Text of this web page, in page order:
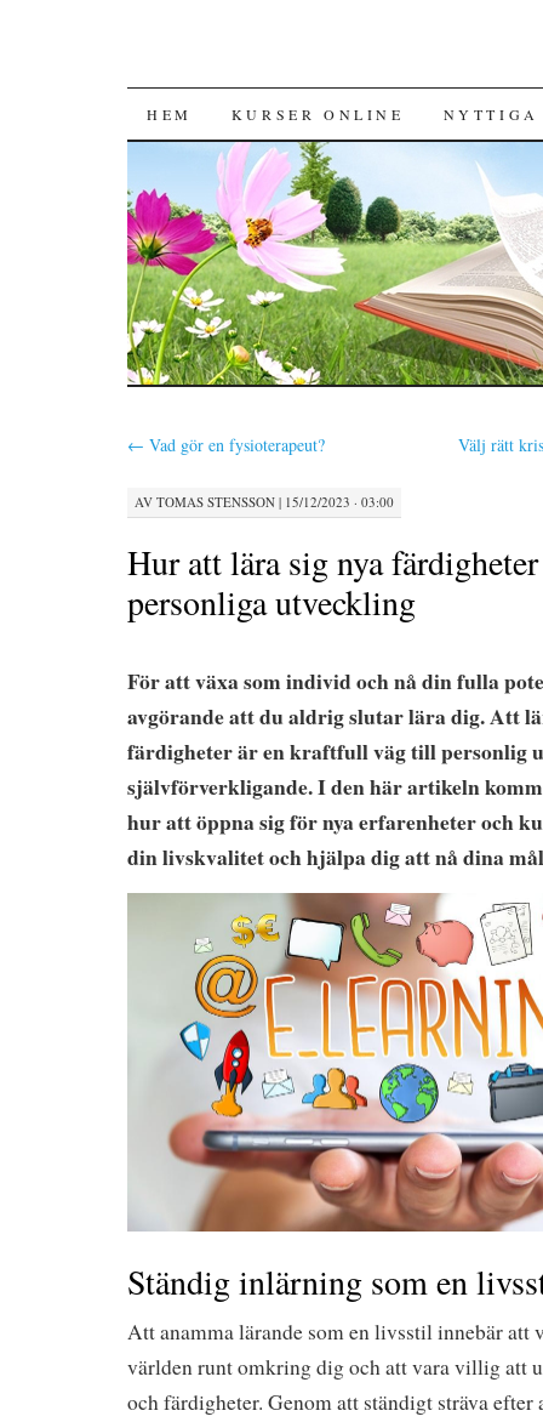
HOPPA TILL INNEHÅLL
HEM KURSER ONLINE
← Vad gör en fysioterapeut? Välj rätt
AV TOMAS STENSSON | 15/12/2023 · 03:00
Hur att lära sig nya
personliga utveckling
För att växa som individ och nå din fulla
avgörande att du aldrig slutar lära dig. Att
färdigheter är en kraftfull väg till personlig
självförverkligande. I den här artikeln
hur att öppna sig för nya erfarenheter och
din livskvalitet och hjälpa dig att nå dina
Ständig inlärning som en
Att anamma lärande som en livsstil innebär att
världen runt omkring dig och att vara villig att
och färdigheter. Genom att ständigt sträva